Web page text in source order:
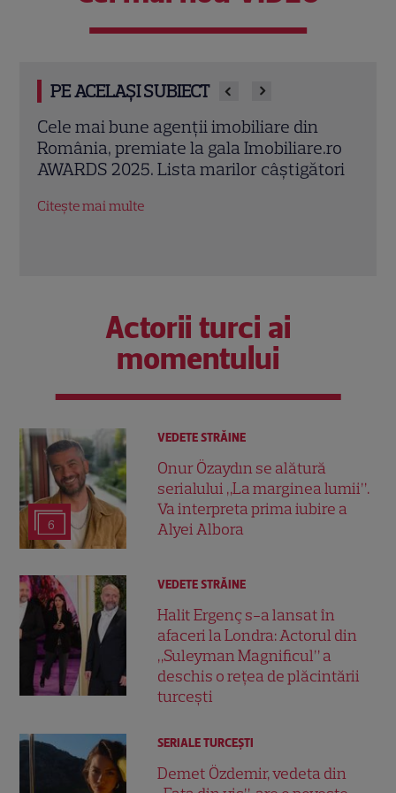
PE ACELAȘI SUBIECT
E oficial! Acestea sunt cele mai bune
proiecte rezidențiale din România
Actorii turci ai
momentului
6
VEDETE STRĂINE
Onur Özaydın se alătură
serialului „La marginea lumii”.
Va interpreta prima iubire a
Alyei Albora
VEDETE STRĂINE
Halit Ergenç s-a lansat în
afaceri la Londra: Actorul din
„Suleyman Magnificul” a
deschis o rețea de plăcintării
turcești
SERIALE TURCEŞTI
Demet Özdemir, vedeta din